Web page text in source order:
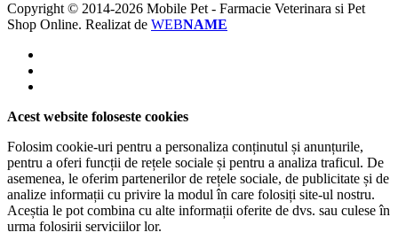
Copyright © 2014-2026 Mobile Pet - Farmacie Veterinara si Pet
Shop Online. Realizat de WEBNAME
Acest website foloseste cookies
Folosim cookie-uri pentru a personaliza conținutul și anunțurile,
pentru a oferi funcții de rețele sociale și pentru a analiza traficul. De
asemenea, le oferim partenerilor de rețele sociale, de publicitate și de
analize informații cu privire la modul în care folosiți site-ul nostru.
Aceștia le pot combina cu alte informații oferite de dvs. sau culese în
urma folosirii serviciilor lor.